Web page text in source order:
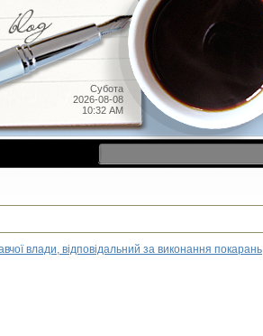
Субота
2026-08-08
10:32 AM
влади, відповідальний за виконання покарань